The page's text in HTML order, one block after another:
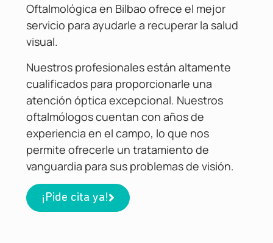
Oftalmológica en Bilbao ofrece el mejor
servicio para ayudarle a recuperar la salud
visual.
Nuestros profesionales están altamente
cualificados para proporcionarle una
atención óptica excepcional. Nuestros
oftalmólogos cuentan con años de
experiencia en el campo, lo que nos
permite ofrecerle un tratamiento de
vanguardia para sus problemas de visión.
¡Pide cita ya!